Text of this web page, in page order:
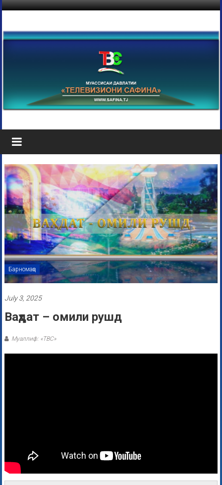
Барномаҳо
July 3, 2025
Ваҳдат – омили рушд
Муаллиф: «ТВС»